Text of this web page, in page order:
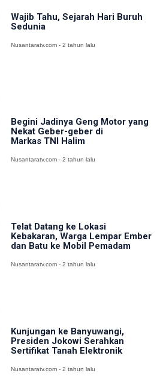
Wajib Tahu, Sejarah Hari Buruh
Sedunia
Nusantaratv.com - 2 tahun lalu
Begini Jadinya Geng Motor yang
Nekat Geber-geber di
Markas TNI Halim
Nusantaratv.com - 2 tahun lalu
Telat Datang ke Lokasi
Kebakaran, Warga Lempar Ember
dan Batu ke Mobil Pemadam
Nusantaratv.com - 2 tahun lalu
Kunjungan ke Banyuwangi,
Presiden Jokowi Serahkan
Sertifikat Tanah Elektronik
Nusantaratv.com - 2 tahun lalu